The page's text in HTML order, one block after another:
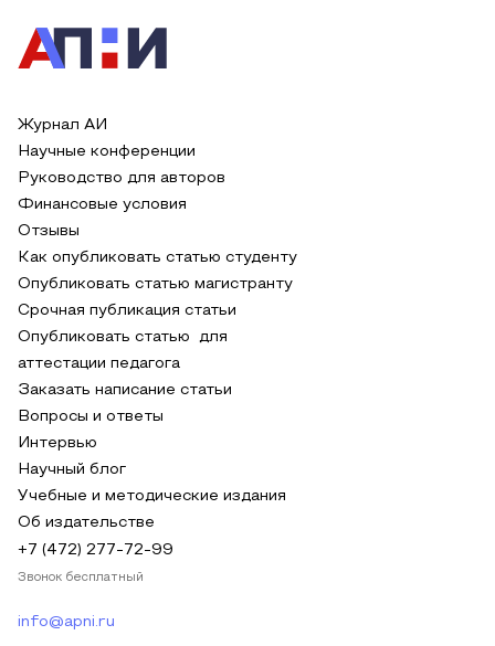
Журнал АИ
Научные конференции
Руководство для авторов
Финансовые условия
Отзывы
Как опубликовать статью студенту
Опубликовать статью магистранту
Срочная публикация статьи
Опубликовать статью для
аттестации педагога
Заказать написание статьи
Вопросы и ответы
Интервью
Научный блог
Учебные и методические издания
Об издательстве
+7 (472) 277-72-99
Звонок бесплатный
info@apni.ru